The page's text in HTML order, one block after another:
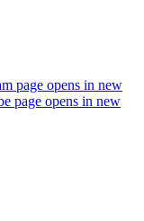
page opens in new
page opens in new